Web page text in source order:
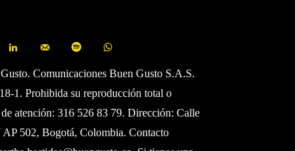
Comunicaciones Buen Gusto S.A.S.
1. Prohibida su reproducción total o
atención: 316 526 83 79. Dirección: Calle
AP 502, Bogotá, Colombia. Contacto